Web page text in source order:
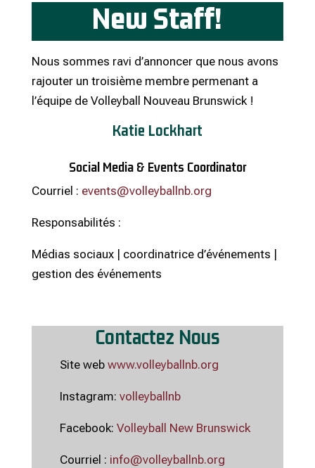
New Staff!
Nous sommes ravi d’annoncer que nous avons
rajouter un troisième membre permenant a
l’équipe de Volleyball Nouveau Brunswick !
Katie Lockhart
Social Media & Events Coordinator
Courriel : events@volleyballnb.org
Responsabilités :
Médias sociaux | coordinatrice d’événements |
gestion des événements
Contactez Nous
Site web www.volleyballnb.org
Instagram: volleyballnb
Facebook: Volleyball New Brunswick
Courriel : info@volleyballnb.org